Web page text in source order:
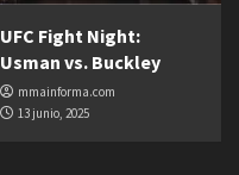
UFC Fight Night:
Usman vs. Buckley
mmainforma.com
13 junio, 2025